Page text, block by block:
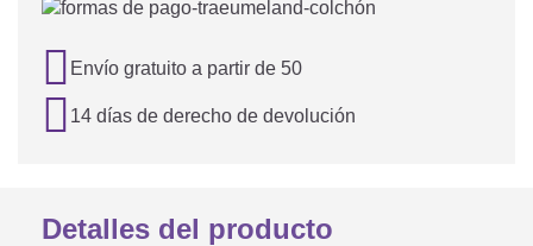
 Envío gratuito a partir de 50
 14 días de derecho de devolución
Detalles del producto